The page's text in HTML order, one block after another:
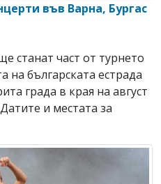
във Варна, Бургас
станат част от турнето
българската естрада
града в края на август
и местата за